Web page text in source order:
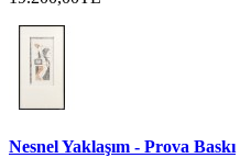
Nesnel Yaklaşım - Prova Baskı